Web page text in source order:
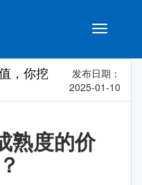
Toggle
，你挖
发布日期：
2025-01-10
熟度的价